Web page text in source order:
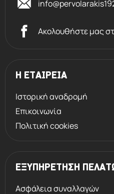
Ακολουθήστε μας
Η ΕΤΑΙΡΕΙΑ
Ιστορική αναδρομή
Επικοινωνία
Πολιτική cookies
ΕΞΥΠΗΡΕΤΗΣΗ
Ασφάλεια συναλλαγών